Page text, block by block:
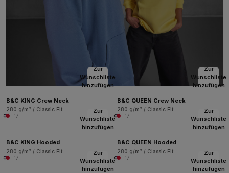
Zur
Wunschliste
hinzufügen
B&C KING Crew Neck
280 g/m² / Classic Fit
+17
Zur
Wunschliste
hinzufügen
B&C QUEEN Crew Neck
280 g/m² / Classic Fit
+17
Zur
Wunschliste
hinzufügen
B&C KING Hooded
280 g/m² / Classic Fit
+17
Zur
Wunschliste
hinzufügen
B&C QUEEN Hooded
280 g/m² / Classic Fit
+17
Zur
Wunschliste
hinzufügen
Zur
Wunschliste
hinzufügen